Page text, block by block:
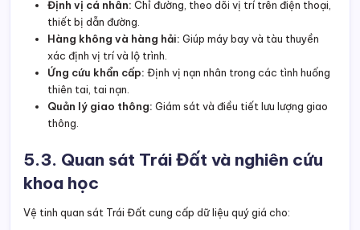
Định vị cá nhân: Chỉ đường, theo dõi vị trí trên điện thoại,
thiết bị dẫn đường.
Hàng không và hàng hải: Giúp máy bay và tàu thuyền
xác định vị trí và lộ trình.
Ứng cứu khẩn cấp: Định vị nạn nhân trong các tình huống
thiên tai, tai nạn.
Quản lý giao thông: Giám sát và điều tiết lưu lượng giao
thông.
5.3. Quan sát Trái Đất và nghiên cứu
khoa học
Vệ tinh quan sát Trái Đất cung cấp dữ liệu quý giá cho: